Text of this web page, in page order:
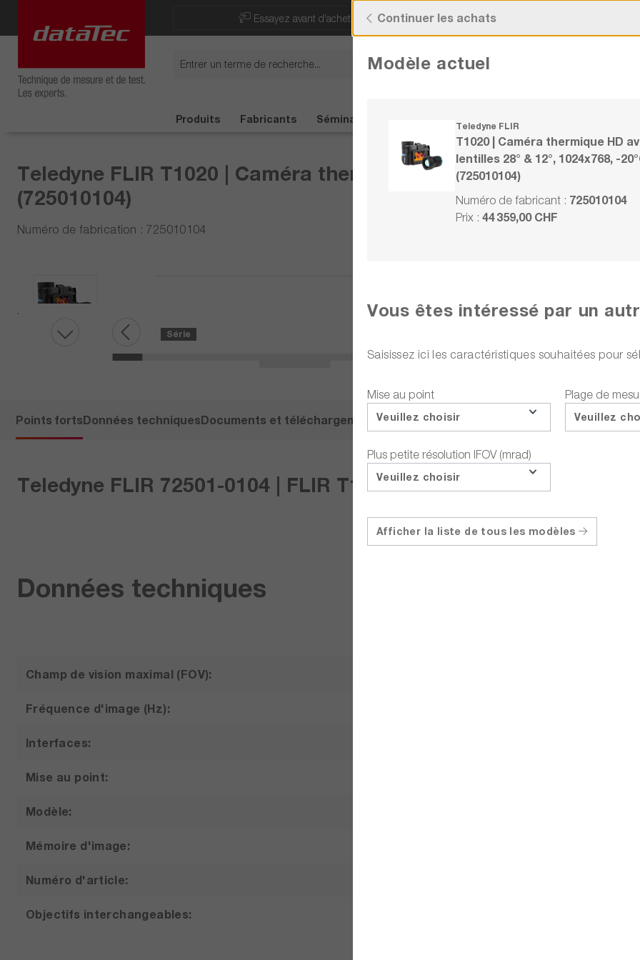
Essayez avant d'acheter ! Découvrez nos offres actuelles !
Produits Fabricants Séminaires
Teledyne FLIR T1020 | Caméra thermique HD avec lentilles 28°
(725010104)
Numéro de fabrication : 725010104
Série
Noter
Points fortsDonnées techniquesDocuments et téléchargementsDescriptionAccessoires
Teledyne FLIR 72501-0104 | FLIR T1020 Caméra thermique HD
Données techniques
Champ de vision maximal (FOV):
Fréquence d'image (Hz):
Interfaces:
Mise au point:
Modèle:
Mémoire d'image:
Numéro d'article:
Objectifs interchangeables:
Continuer les achats
Modèle actuel
Teledyne FLIR
T1020 | Caméra thermique HD
lentilles 28° & 12°, 1024x768, -
(725010104)
Numéro de fabricant : 725010104
Prix : 44 359,00 CHF
Vous êtes intéressé par un
Saisissez ici les caractéristiques souhaitées pour
Mise au point
Veuillez choisir
Plage de
Veuillez
Plus petite résolution IFOV (mrad)
Veuillez choisir
Afficher la liste de tous les modèles